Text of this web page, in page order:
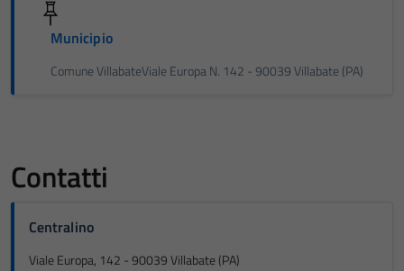
Municipio
Comune VillabateViale Europa N. 142 - 90039 Villabate (PA)
Contatti
Centralino
Viale Europa, 142 - 90039 Villabate (PA)